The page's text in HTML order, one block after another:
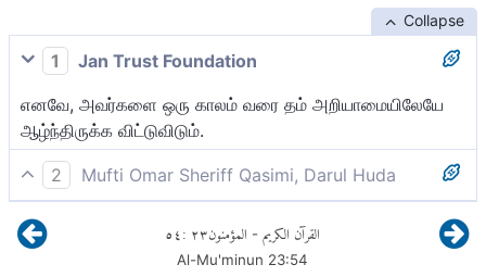
Collapse
1
Jan Trust Foundation
எனவே, அவர்களை ஒரு காலம் வரை தம் அறியாமையிலேயே
ஆழ்ந்திருக்க விட்டுவிடும்.
2
Mufti Omar Sheriff Qasimi, Darul Huda
ஆகவே, (நபியே!) அவர்களை அவர்களுடைய வழிகேட்டில்
(சிறிது) காலம் வரை விட்டு விடுவீராக!القرآن الكريم - المؤمنون٢٣:٥٤
Al-Mu'minun 23:54